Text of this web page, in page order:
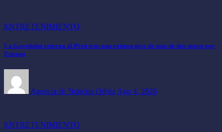
ENTRETENIMIENTO
La Garotinha retorna al Perú tras una exitosa gira de más de dos meses por
Europa
Agencia de Noticias Orbita Ago 4, 2026
ENTRETENIMIENTO